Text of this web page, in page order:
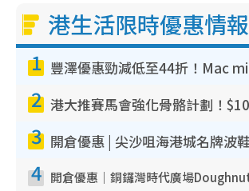
港生活限時優惠情報
1
2
3
4